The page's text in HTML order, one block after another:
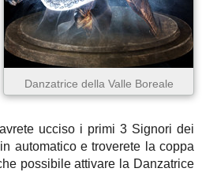
Danzatrice della Valle Boreale
ucciso i primi 3 Signori dei
automatico e troverete la coppa
possibile attivare la Danzatrice